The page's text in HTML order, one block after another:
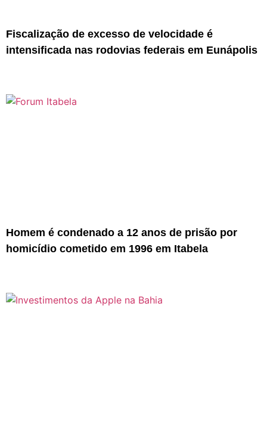
Fiscalização de excesso de velocidade é
intensificada nas rodovias federais em Eunápolis
Homem é condenado a 12 anos de prisão por
homicídio cometido em 1996 em Itabela